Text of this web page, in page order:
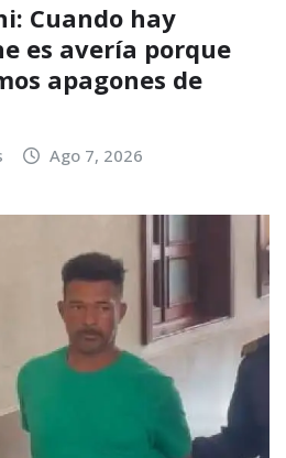
Cuando hay
es avería porque
apagones de
Ago 7, 2026